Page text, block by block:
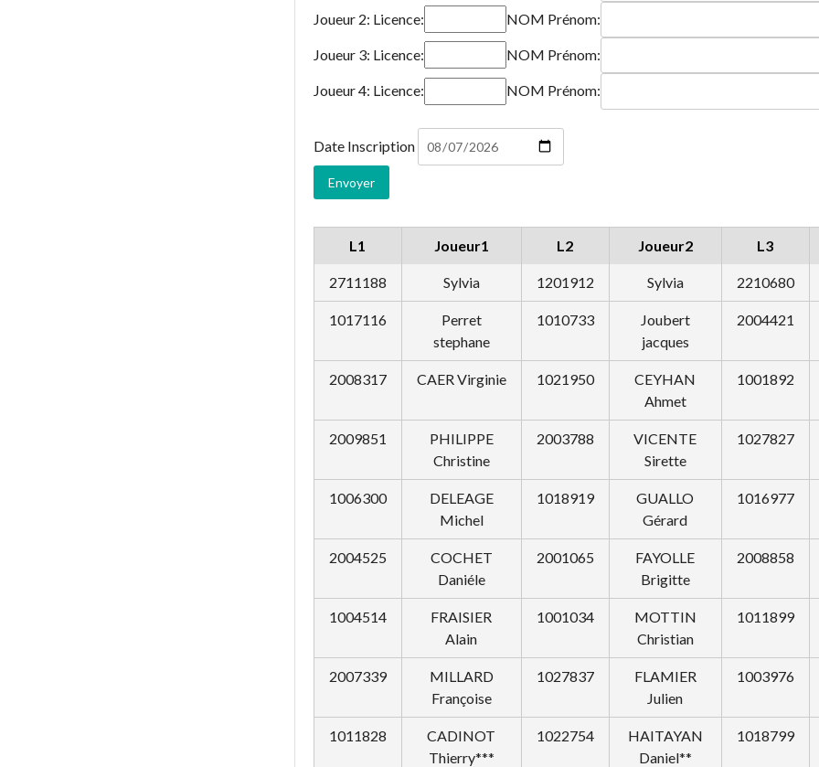
Joueur 2: Licence: NOM Prénom:
Joueur 3: Licence: NOM Prénom:
Joueur 4: Licence: NOM Prénom:
Date Inscription
L1 Joueur1 L2 Joueur2 L3
2711188 Sylvia 1201912 Sylvia 2210680
1017116
Perret
stephane
1010733
Joubert
jacques
2004421
2008317 CAER Virginie 1021950
CEYHAN
Ahmet
1001892
2009851
PHILIPPE
Christine
2003788
VICENTE
Sirette
1027827
1006300
DELEAGE
Michel
1018919
GUALLO
Gérard
1016977
2004525
COCHET
Daniéle
2001065
FAYOLLE
Brigitte
2008858
1004514
FRAISIER
Alain
1001034
MOTTIN
Christian
1011899
2007339
MILLARD
Françoise
1027837
FLAMIER
Julien
1003976
1011828
CADINOT
Thierry***
1022754
HAITAYAN
Daniel**
1018799